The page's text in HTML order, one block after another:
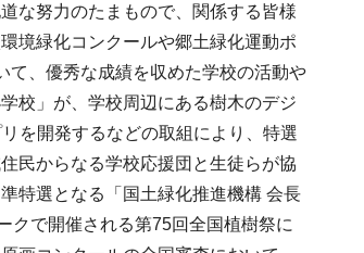
な努力のたまもので、関係する皆様
境緑化コンクールや郷土緑化運動ポ
て、優秀な成績を収めた学校の活動や
校」が、学校周辺にある樹木のデジ
を開発するなどの取組により、特選
民からなる学校応援団と生徒らが協
特選となる「国土緑化推進機構 会長
クで開催される第75回全国植樹祭に